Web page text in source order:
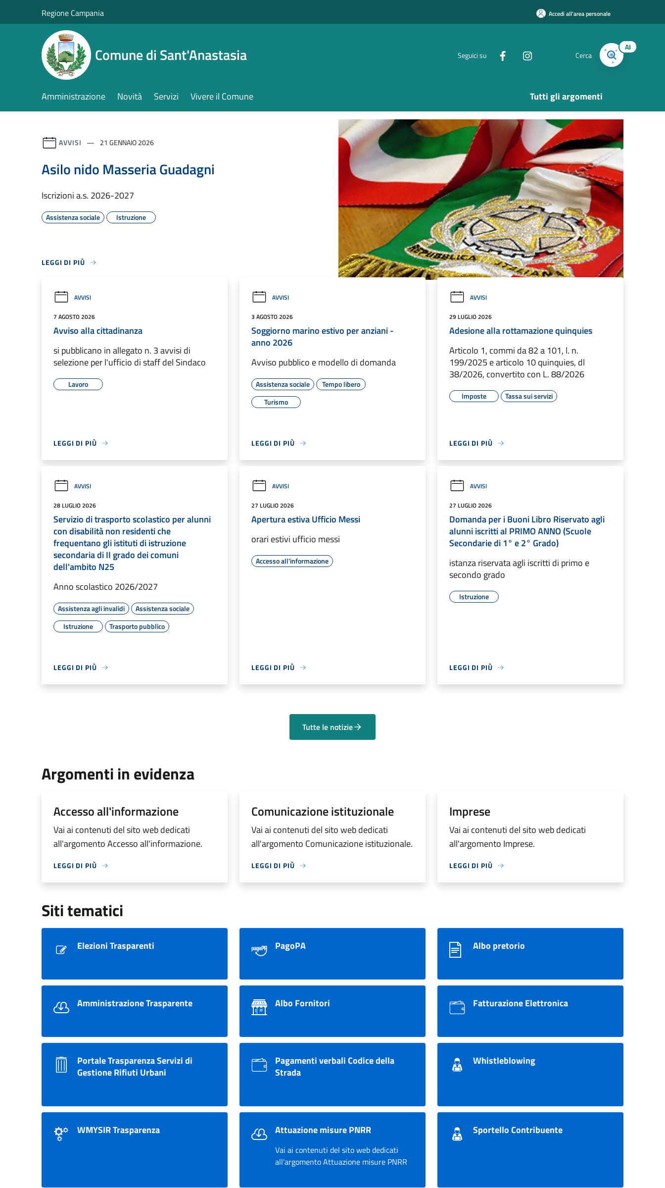
Regione Campania Accedi all'area personale
Comune di Sant'Anastasia Seguici su Cerca
AI
Amministrazione Novità Servizi Vivere il Comune Tutti gli argomenti
AVVISI 21 GENNAIO 2026
Asilo nido Masseria Guadagni
Iscrizioni a.s. 2026-2027
Assistenza sociale Istruzione
LEGGI DI PIÙ
AVVISI
7 AGOSTO 2026
Avviso alla cittadinanza
si pubblicano in allegato n. 3 avvisi di
selezione per l'ufficio di staff del Sindaco
Lavoro
LEGGI DI PIÙ
AVVISI
3 AGOSTO 2026
Soggiorno marino estivo per anziani -
anno 2026
Avviso pubblico e modello di domanda
Assistenza sociale
Tempo libero
Turismo
LEGGI DI PIÙ
AVVISI
29 LUGLIO 2026
Adesione alla rottamazione quinquies
Articolo 1, commi da 82 a 101, l. n.
199/2025 e articolo 10 quinquies, dl
38/2026, convertito con L. 88/2026
Imposte Tassa sui servizi
LEGGI DI PIÙ
AVVISI
28 LUGLIO 2026
Servizio di trasporto scolastico per alunni
con disabilità non residenti che
frequentano gli istituti di istruzione
secondaria di II grado dei comuni
dell'ambito N25
Anno scolastico 2026/2027
Assistenza agli invalidi
Assistenza sociale
Istruzione
Trasporto pubblico
LEGGI DI PIÙ
AVVISI
27 LUGLIO 2026
Apertura estiva Ufficio Messi
orari estivi ufficio messi
Accesso all'informazione
LEGGI DI PIÙ
AVVISI
27 LUGLIO 2026
Domanda per i Buoni Libro Riservato agli
alunni iscritti al PRIMO ANNO (Scuole
Secondarie di 1° e 2° Grado)
istanza riservata agli iscritti di primo e
secondo grado
Istruzione
LEGGI DI PIÙ
Tutte le notizie
Argomenti in evidenza
Accesso all'informazione
Vai ai contenuti del sito web dedicati
all'argomento Accesso all'informazione.
LEGGI DI PIÙ
Comunicazione istituzionale
Vai ai contenuti del sito web dedicati
all'argomento Comunicazione istituzionale.
LEGGI DI PIÙ
Imprese
Vai ai contenuti del sito web dedicati
all'argomento Imprese.
LEGGI DI PIÙ
Siti tematici
Elezioni Trasparenti PagoPA Albo pretorio
Amministrazione Trasparente Albo Fornitori Fatturazione Elettronica
Portale Trasparenza Servizi di
Gestione Rifiuti Urbani
Pagamenti verbali Codice della
Strada
Whistleblowing
WMYSIR Trasparenza Attuazione misure PNRR
Vai ai contenuti del sito web dedicati
all'argomento Attuazione misure PNRR
Sportello Contribuente